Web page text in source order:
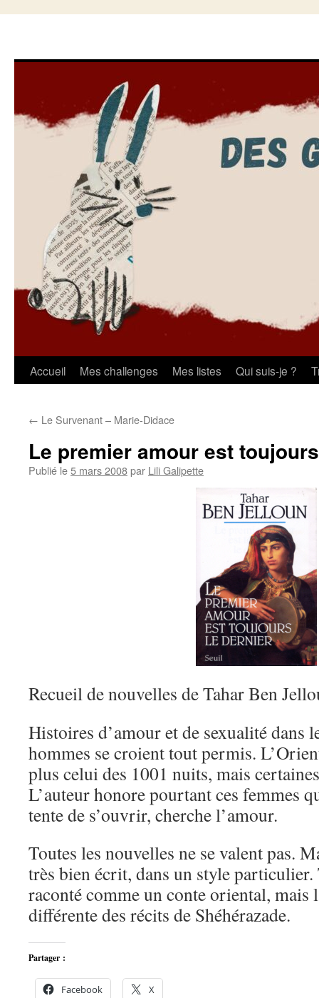
Aller
contenu
Accueil Mes challenges Mes listes Qui suis-je ?
← Le Survenant – Marie-Didace
Le premier amour est
Publié le5 mars 2008par Lili Galipette
Recueil de nouvelles de Tahar Ben
Histoires d’amour et de sexualité dans
hommes se croient tout permis.
plus celui des 1001 nuits, mais
L’auteur honore pourtant ces femmes
tente de s’ouvrir, cherche l’amour.
Toutes les nouvelles ne se valent pas.
très bien écrit, dans un style particulier.
raconté comme un conte oriental, mais
différente des récits de Shéhérazade.
Partager :
Facebook X